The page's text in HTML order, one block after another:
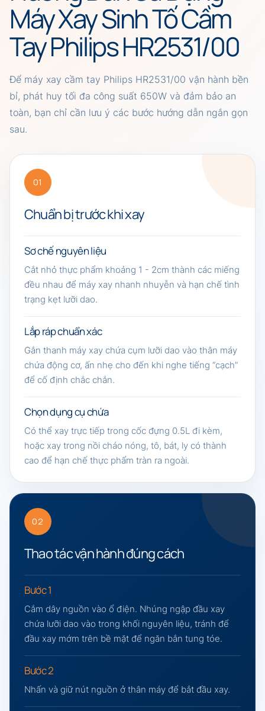
Máy Xay Sinh Tố Cầm
Tay Philips HR2531/00
Để máy xay cầm tay Philips HR2531/00 vận hành bền
bỉ, phát huy tối đa công suất 650W và đảm bảo an
toàn, bạn chỉ cần lưu ý các bước hướng dẫn ngắn gọn
sau.
01
Chuẩn bị trước khi xay
Sơ chế nguyên liệu
Cắt nhỏ thực phẩm khoảng 1 - 2cm thành các miếng
đều nhau để máy xay nhanh nhuyễn và hạn chế tình
trạng kẹt lưỡi dao.
Lắp ráp chuẩn xác
Gắn thanh máy xay chứa cụm lưỡi dao vào thân máy
chứa động cơ, ấn nhẹ cho đến khi nghe tiếng “cạch”
để cố định chắc chắn.
Chọn dụng cụ chứa
Có thể xay trực tiếp trong cốc đựng 0.5L đi kèm,
hoặc xay trong nồi cháo nóng, tô, bát, ly có thành
cao để hạn chế thực phẩm tràn ra ngoài.
02
Thao tác vận hành đúng cách
Bước 1
Cắm dây nguồn vào ổ điện. Nhúng ngập đầu xay
chứa lưỡi dao vào trong khối nguyên liệu, tránh để
đầu xay mớm trên bề mặt để ngăn bắn tung tóe.
Bước 2
Nhấn và giữ nút nguồn ở thân máy để bắt đầu xay.